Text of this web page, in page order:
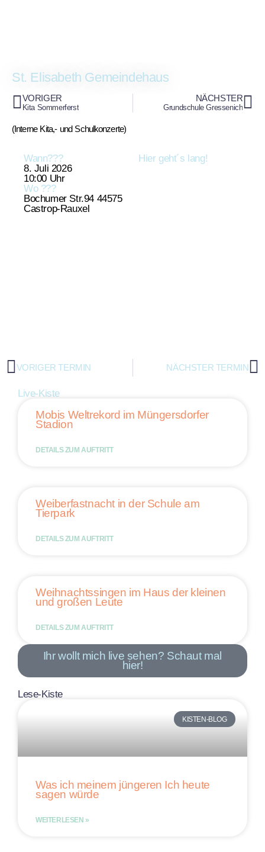
St. Elisabeth Gemeindehaus
VORIGER
Kita Sommerferst
NÄCHSTER
Grundschule Gressenich
(Interne Kita,- und Schulkonzerte)
Wann???
8. Juli 2026
10:00 Uhr
Wo ???
Bochumer Str.94 44575
Castrop-Rauxel
Hier geht´s lang!
VORIGER TERMIN NÄCHSTER TERMIN
Live-Kiste
Mobis Weltrekord im Müngersdorfer
Stadion
DETAILS ZUM AUFTRITT
Weiberfastnacht in der Schule am
Tierpark
DETAILS ZUM AUFTRITT
Weihnachtssingen im Haus der kleinen
und großen Leute
DETAILS ZUM AUFTRITT
Ihr wollt mich live sehen? Schaut mal
hier!
Lese-Kiste
KISTEN-BLOG
Was ich meinem jüngeren Ich heute
sagen würde
WEITERLESEN »